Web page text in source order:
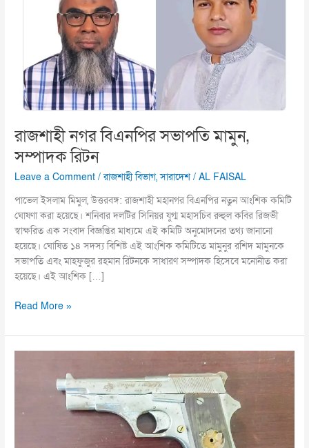
রাজশাহী নগর বিএনপির সভাপতি মামুন,
সম্পাদক রিটন
Leave a Comment /রাজশাহী বিভাগ,সারাদেশ /AL FAISAL
পাভেল ইসলাম মিমুল, উত্তরবঙ্গ: রাজশাহী মহানগর বিএনপির নতুন আংশিক কমিটি
ঘোষণা করা হয়েছে। শনিবার দলটির সিনিয়র যুগ্ম মহাসচিব রুহুল কবির রিজভী
স্বাক্ষরিত এক সংবাদ বিজ্ঞপ্তির মাধ্যমে এই কমিটি অনুমোদনের তথ্য জানানো
হয়েছে। ঘোষিত ১৪ সদস্য বিশিষ্ট এই আংশিক কমিটিতে মামুনুর রশিদ মামুনকে
সভাপতি এবং মাহফুজুর রহমান রিটনকে সাধারণ সম্পাদক হিসেবে মনোনীত করা
হয়েছে। এই আংশিক […]
Read More »
পুলিশের
পিস্তল